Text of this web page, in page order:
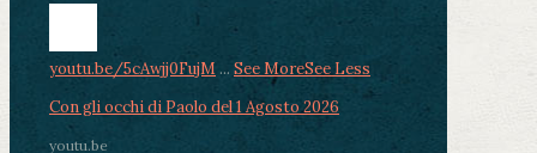
youtu.be/5cAwjj0FujM ... See MoreSee Less
Con gli occhi di Paolo del 1 Agosto 2026
youtu.be